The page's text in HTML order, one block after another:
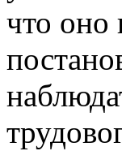
что оно